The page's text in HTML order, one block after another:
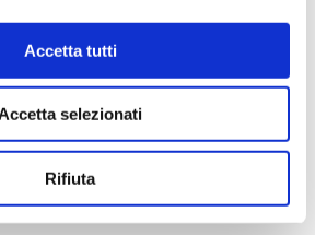
Accetta tutti
selezionati
Rifiuta